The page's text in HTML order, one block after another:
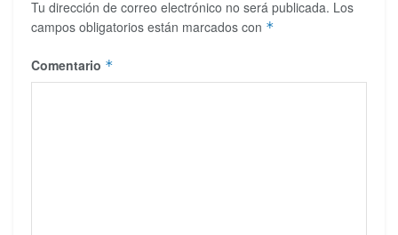
Tu dirección de correo electrónico no será publicada. Los
campos obligatorios están marcados con *
Comentario *